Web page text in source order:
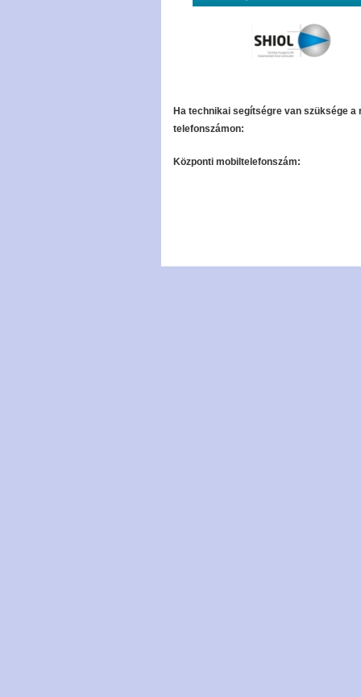
Ha technikai segítségre van szüksége
telefonszámon:
Központi mobiltelefonszám: